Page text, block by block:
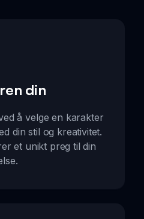
din
å velge en karakter
din stil og kreativitet.
et unikt preg til din